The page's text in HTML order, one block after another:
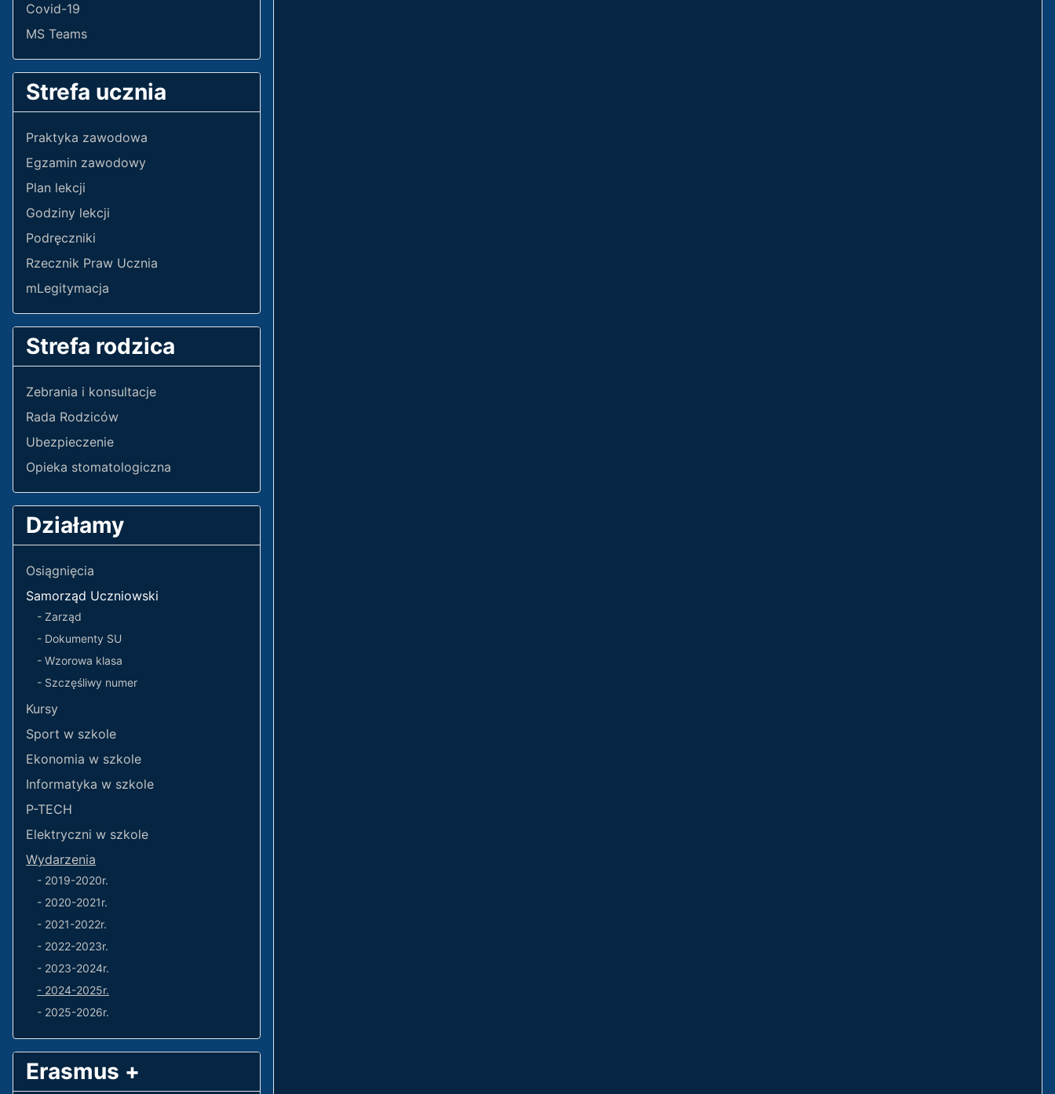
Covid-19
MS Teams
Strefa ucznia
Praktyka zawodowa
Egzamin zawodowy
Plan lekcji
Godziny lekcji
Podręczniki
Rzecznik Praw Ucznia
mLegitymacja
Strefa rodzica
Zebrania i konsultacje
Rada Rodziców
Ubezpieczenie
Opieka stomatologiczna
Działamy
Osiągnięcia
Samorząd Uczniowski
- Zarząd
- Dokumenty SU
- Wzorowa klasa
- Szczęśliwy numer
Kursy
Sport w szkole
Ekonomia w szkole
Informatyka w szkole
P-TECH
Elektryczni w szkole
Wydarzenia
- 2019-2020r.
- 2020-2021r.
- 2021-2022r.
- 2022-2023r.
- 2023-2024r.
- 2024-2025r.
- 2025-2026r.
Erasmus +